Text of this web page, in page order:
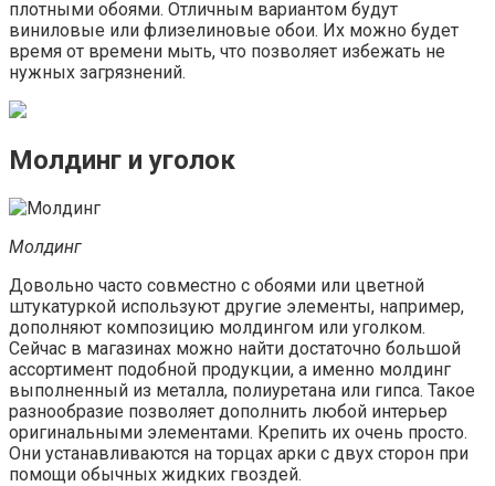
плотными обоями. Отличным вариантом будут
виниловые или флизелиновые обои. Их можно будет
время от времени мыть, что позволяет избежать не
нужных загрязнений.
Молдинг и уголок
Молдинг
Довольно часто совместно с обоями или цветной
штукатуркой используют другие элементы, например,
дополняют композицию молдингом или уголком.
Сейчас в магазинах можно найти достаточно большой
ассортимент подобной продукции, а именно молдинг
выполненный из металла, полиуретана или гипса. Такое
разнообразие позволяет дополнить любой интерьер
оригинальными элементами. Крепить их очень просто.
Они устанавливаются на торцах арки с двух сторон при
помощи обычных жидких гвоздей.